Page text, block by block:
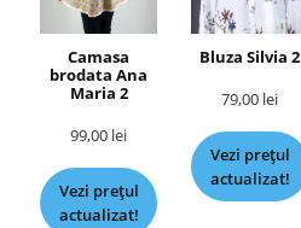
Camasa
brodata Ana
Maria 2
99,00 lei
Vezi prețul
actualizat!
Bluza Silvia 2
79,00 lei
Vezi prețul
actualizat!